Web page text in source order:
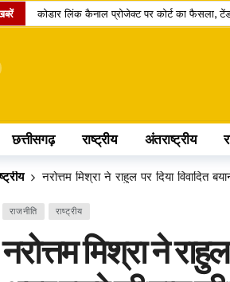
कोडार लिंक कैनाल प्रोजेक्ट पर कोर्ट का फैसला,
डोंगरगढ़ BJP मंडल इकाई भंग, 5 कार्यकर्ता
छत्तीसगढ़ में गैस उपभोक्ताओं को नई सौगात, 10
छत्तीसगढ़ की दो खिलाड़ी भारतीय महिला जूनियर
अतीक अहमद का एक और चिराग बुझा, छोटे बेटे की
कामिका एकादशी पर दुर्लभ शिववास योग, श्रीहरि
छत्तीसगढ़ राष्ट्रीय अंतराष्ट्रीय
नरोत्तम मिश्रा ने राहुल पर दिया
राजनीति राष्ट्रीय
नरोत्तम मिश्रा ने